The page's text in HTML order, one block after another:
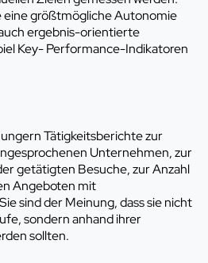
eine größtmögliche Autonomie
ergebnis-orientierte
Key- Performance-Indikatoren
Tätigkeitsberichte zur
Unternehmen, zur
getätigten Besuche, zur Anzahl
Angeboten mit
sind der Meinung, dass sie nicht
sondern anhand ihrer
sollten.